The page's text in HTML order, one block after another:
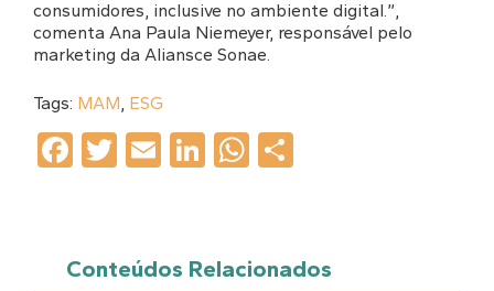
consumidores, inclusive no ambiente digital.”,
comenta Ana Paula Niemeyer, responsável pelo
marketing da Aliansce Sonae.
Tags: MAM, ESG
Facebook
Twitter
EmailLinkedIn
WhatsApp
Conteúdos Relacionados